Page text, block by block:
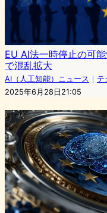
EU AI法一時停止の可
で混乱拡大
AI（人工知能）ニュース ｜ テ
2025年6月28日21:05